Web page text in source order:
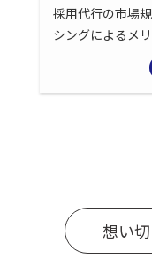
採用代行の市場
シングによるメ
想い